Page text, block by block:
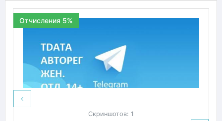
Отчисления 5%
Скриншотов: 1